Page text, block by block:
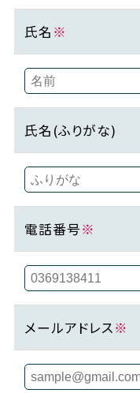
氏名 ※
氏名(ふりがな)
電話番号※
メールアドレス※